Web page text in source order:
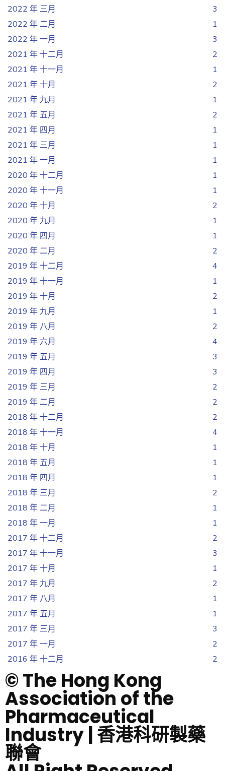
2022 年 三月
3
2022 年 二月
1
2022 年 一月
3
2021 年 十二月
2
2021 年 十一月
1
2021 年 十月
2
2021 年 九月
1
2021 年 五月
2
2021 年 四月
1
2021 年 三月
1
2021 年 一月
1
2020 年 十二月
1
2020 年 十一月
1
2020 年 十月
2
2020 年 九月
1
2020 年 四月
1
2020 年 二月
2
2019 年 十二月
4
2019 年 十一月
1
2019 年 十月
2
2019 年 九月
1
2019 年 八月
2
2019 年 六月
4
2019 年 五月
3
2019 年 四月
3
2019 年 三月
2
2019 年 二月
2
2018 年 十二月
2
2018 年 十一月
4
2018 年 十月
1
2018 年 五月
1
2018 年 四月
1
2018 年 三月
2
2018 年 二月
1
2018 年 一月
1
2017 年 十二月
2
2017 年 十一月
3
2017 年 十月
1
2017 年 九月
2
2017 年 八月
1
2017 年 五月
1
2017 年 三月
3
2017 年 一月
2
2016 年 十二月
2
© The Hong Kong
Association of the
Pharmaceutical
Industry | 香港科研製藥
聯會